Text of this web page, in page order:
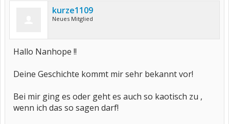
kurze1109
Neues Mitglied
Hallo Nanhope !!
Deine Geschichte kommt mir sehr bekannt vor!
Bei mir ging es oder geht es auch so kaotisch zu ,
wenn ich das so sagen darf!